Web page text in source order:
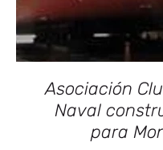
Asociación
Naval
para